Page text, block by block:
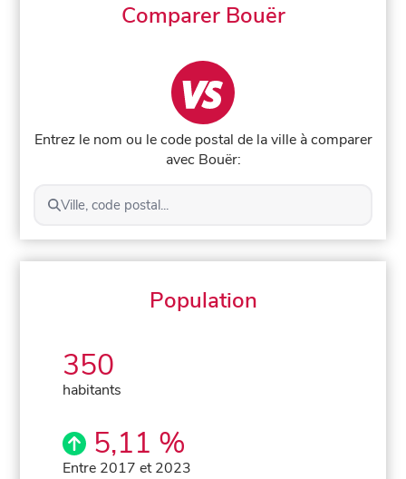
Comparer Bouër
Entrez le nom ou le code postal de la ville à comparer
avec Bouër:
Ville, code postal...
Population
350
habitants
5,11 %
Entre 2017 et 2023